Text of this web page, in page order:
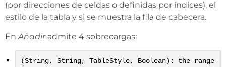
(por direcciones de celdas o definidas por índices), el
estilo de la tabla y si se muestra la fila de cabecera.
EnAñadiradmite 4 sobrecargas:
(String, String, TableStyle, Boolean): the range